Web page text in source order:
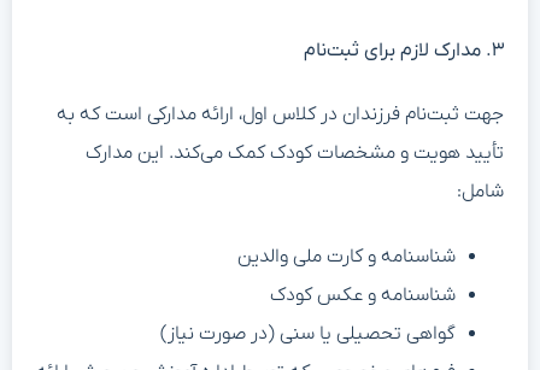
۳. مدارک لازم برای ثبت‌نام
جهت ثبت‌نام فرزندان در کلاس اول، ارائه مدارکی است که به
تأیید هویت و مشخصات کودک کمک می‌کند. این مدارک
شامل:
شناسنامه و کارت ملی والدین
شناسنامه و عکس کودک
گواهی تحصیلی یا سنی (در صورت نیاز)